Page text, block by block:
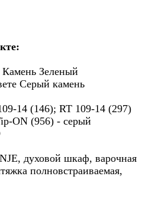
Камень Зеленый
Серый камень
14 (146); RT 109-14 (297)
ON (956) - серый
духовой шкаф, варочная
полновстраиваемая,